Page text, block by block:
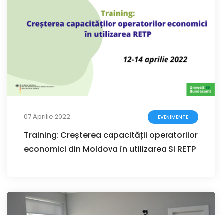
07 Aprilie 2022 EVENIMENTE
Training: Creșterea capacității operatorilor
economici din Moldova în utilizarea SI RETP